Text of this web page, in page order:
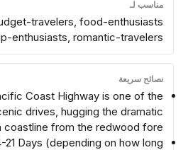
مناسب لـ
enthusiasts, romantic-travelers
نصائح سريعة
Coast Highway is one of the
drives, hugging the dramatic
coastline from the redwood fore
21 Days (depending on how long